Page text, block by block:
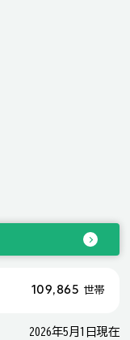
109,865 世帯
2026年5月1日現在